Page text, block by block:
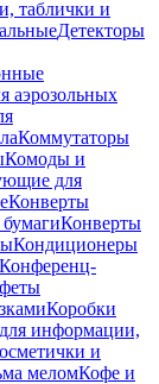
таблички и
Детекторы
аэрозольных
Коммутаторы
Комоды и
для
Конверты
Конверты
Кондиционеры
Конференц-
Коробки
информации,
и
меломКофе и